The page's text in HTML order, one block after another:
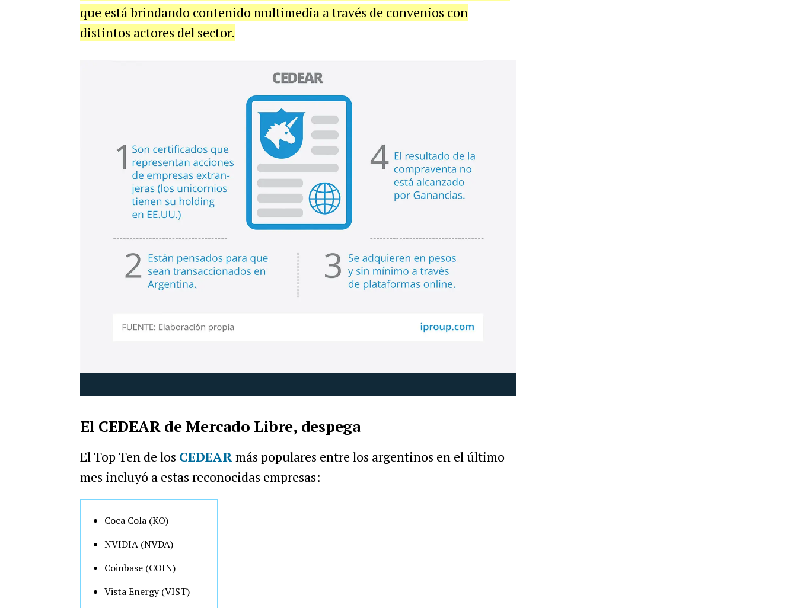
que está brindando contenido multimedia a través de convenios con
distintos actores del sector.
El CEDEAR de Mercado Libre, despega
El Top Ten de los CEDEAR más populares entre los argentinos en el último
mes incluyó a estas reconocidas empresas:
Coca Cola (KO)
NVIDIA (NVDA)
Coinbase (COIN)
Vista Energy (VIST)